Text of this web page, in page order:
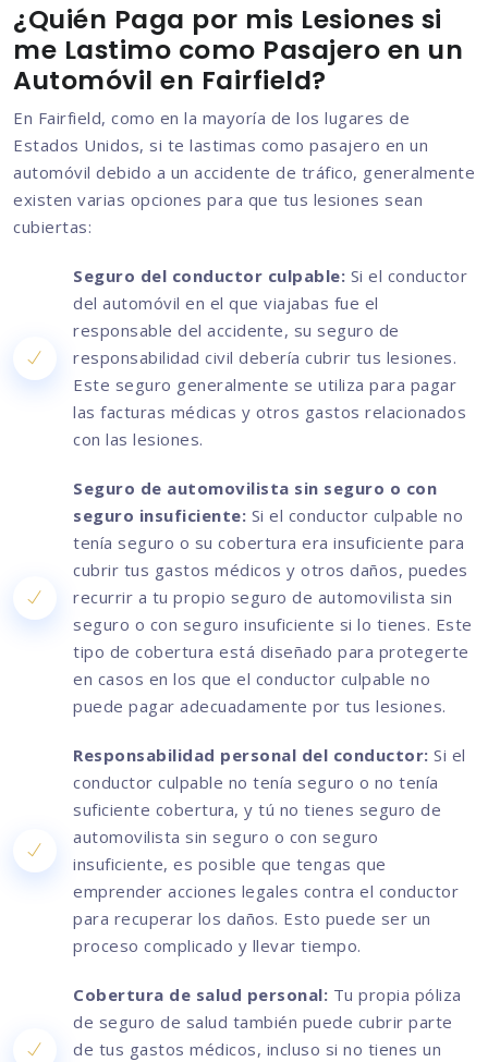
¿Quién Paga por mis Lesiones si
me Lastimo como Pasajero en un
Automóvil en Fairfield?
En Fairfield, como en la mayoría de los lugares de
Estados Unidos, si te lastimas como pasajero en un
automóvil debido a un accidente de tráfico, generalmente
existen varias opciones para que tus lesiones sean
cubiertas:
Seguro del conductor culpable: Si el conductor
del automóvil en el que viajabas fue el
responsable del accidente, su seguro de
responsabilidad civil debería cubrir tus lesiones.
Este seguro generalmente se utiliza para pagar
las facturas médicas y otros gastos relacionados
con las lesiones.
Seguro de automovilista sin seguro o con
seguro insuficiente: Si el conductor culpable no
tenía seguro o su cobertura era insuficiente para
cubrir tus gastos médicos y otros daños, puedes
recurrir a tu propio seguro de automovilista sin
seguro o con seguro insuficiente si lo tienes. Este
tipo de cobertura está diseñado para protegerte
en casos en los que el conductor culpable no
puede pagar adecuadamente por tus lesiones.
Responsabilidad personal del conductor: Si el
conductor culpable no tenía seguro o no tenía
suficiente cobertura, y tú no tienes seguro de
automovilista sin seguro o con seguro
insuficiente, es posible que tengas que
emprender acciones legales contra el conductor
para recuperar los daños. Esto puede ser un
proceso complicado y llevar tiempo.
Cobertura de salud personal: Tu propia póliza
de seguro de salud también puede cubrir parte
de tus gastos médicos, incluso si no tienes un